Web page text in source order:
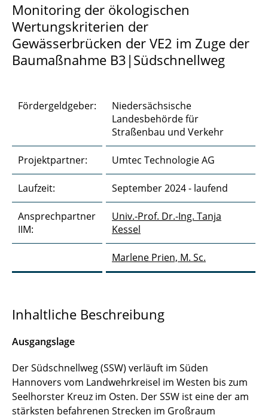
Erfolgsbedingungen im Bundesbau
LATOS
Neubau PEI
Reallabor U3 Berlin
Reallabor Wehr Wieblingen
《 Zurück zu Forschung
Monitoring der ökologischen
Wertungskriterien der
Gewässerbrücken der VE2 im Zuge der
Baumaßnahme B3|Südschnellweg
Fördergeldgeber:
Niedersächsische
Landesbehörde für
Straßenbau und Verkehr
Projektpartner: Umtec Technologie AG
Laufzeit: September 2024 - laufend
Ansprechpartner
IIM:
Univ.-Prof. Dr.-Ing. Tanja
Kessel
Marlene Prien, M. Sc.
Inhaltliche Beschreibung
Ausgangslage
Der Südschnellweg (SSW) verläuft im Süden
Hannovers vom Landwehrkreisel im Westen bis zum
Seelhorster Kreuz im Osten. Der SSW ist eine der am
stärksten befahrenen Strecken im Großraum